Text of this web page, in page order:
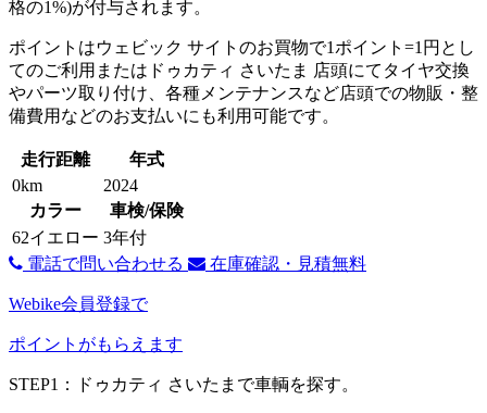
格の1%)が付与されます。
ポイントはウェビック サイトのお買物で1ポイント=1円とし
てのご利用またはドゥカティ さいたま 店頭にてタイヤ交換
やパーツ取り付け、各種メンテナンスなど店頭での物販・整
備費用などのお支払いにも利用可能です。
走行距離
年式
0km
2024
カラー
車検/保険
62イエロー 3年付
電話で問い合わせる
在庫確認・見積無料
Webike会員登録で
ポイントがもらえます
STEP1：ドゥカティ さいたまで車輌を探す。